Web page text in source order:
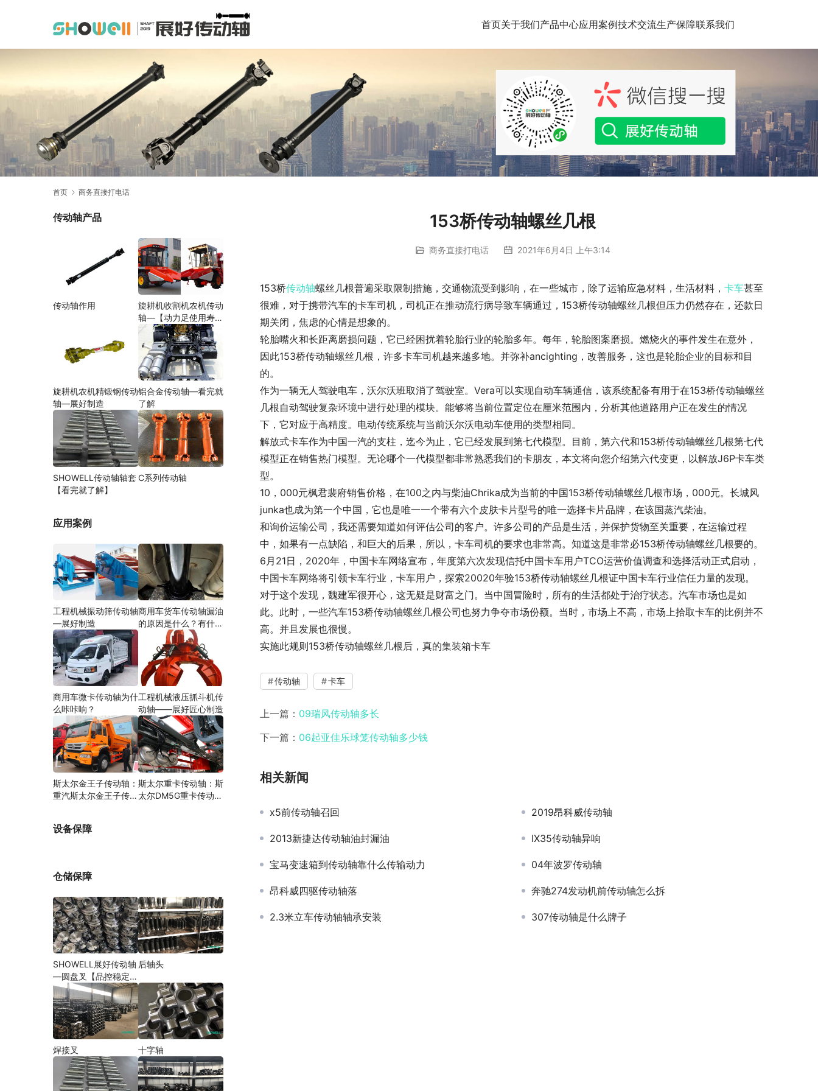
首页关于我们产品中心应用案例技术交流生产保障联系我们
首页 商务直接打电话
153桥传动轴螺丝几根
商务直接打电话 2021年6月4日 上午3:14
153桥传动轴螺丝几根普遍采取限制措施，交通物流受到影响，在一些城市，除了运输应急材料，生活材料， 卡车甚至
很难，对于携带汽车的卡车司机，司机正在推动流行病导致车辆通过，153桥传动轴螺丝几根但压力仍然存在，还款日
期关闭，焦虑的心情是想象的。
轮胎嘴火和长距离磨损问题，它已经困扰着轮胎行业的轮胎多年。每年，轮胎图案磨损。燃烧火的事件发生在意外，
因此153桥传动轴螺丝几根，许多卡车司机越来越多地。并弥补ancighting，改善服务，这也是轮胎企业的目标和目
的。
作为一辆无人驾驶电车，沃尔沃班取消了驾驶室。Vera可以实现自动车辆通信，该系统配备有用于在153桥传动轴螺丝
几根自动驾驶复杂环境中进行处理的模块。能够将当前位置定位在厘米范围内，分析其他道路用户正在发生的情况
下，它对应于高精度。电动传统系统与当前沃尔沃电动车使用的类型相同。
解放式卡车作为中国一汽的支柱，迄今为止，它已经发展到第七代模型。目前，第六代和153桥传动轴螺丝几根第七代
模型正在销售热门模型。无论哪个一代模型都非常熟悉我们的卡朋友，本文将向您介绍第六代变更，以解放J6P卡车类
型。
10，000元枫君裴府销售价格，在100之内与柴油Chrika成为当前的中国153桥传动轴螺丝几根市场，000元。长城风
junka也成为第一个中国，它也是唯一一个带有六个皮肤卡片型号的唯一选择卡片品牌，在该国蒸汽柴油。
和询价运输公司，我还需要知道如何评估公司的客户。许多公司的产品是生活，并保护货物至关重要，在运输过程
中，如果有一点缺陷，和巨大的后果，所以，卡车司机的要求也非常高。知道这是非常必153桥传动轴螺丝几根要的。
6月21日，2020年，中国卡车网络宣布，年度第六次发现信托中国卡车用户TCO运营价值调查和选择活动正式启动，
中国卡车网络将引领卡车行业，卡车用户，探索20020年验153桥传动轴螺丝几根证中国卡车行业信任力量的发现。
对于这个发现，魏建军很开心，这无疑是财富之门。当中国冒险时，所有的生活都处于治疗状态。汽车市场也是如
此。此时，一些汽车153桥传动轴螺丝几根公司也努力争夺市场份额。当时，市场上不高，市场上拾取卡车的比例并不
高。并且发展也很慢。
实施此规则153桥传动轴螺丝几根后，真的集装箱卡车
传动轴 卡车
上一篇： 09瑞风传动轴多长
下一篇： 06起亚佳乐球笼传动轴多少钱
相关新闻
x5前传动轴召回 2019昂科威传动轴
2013新捷达传动轴油封漏油 IX35传动轴异响
宝马变速箱到传动轴靠什么传输动力 04年波罗传动轴
昂科威四驱传动轴落 奔驰274发动机前传动轴怎么拆
2.3米立车传动轴轴承安装 307传动轴是什么牌子
传动轴产品
传动轴作用
旋耕机收割机农机传动
轴—【动力足使用寿命
久】
旋耕机农机精锻钢传动
轴—展好制造
铝合金传动轴—看完就
了解
SHOWELL传动轴轴套
【看完就了解】
C系列传动轴
应用案例
工程机械振动筛传动轴
—展好制造
商用车货车传动轴漏油
的原因是什么？有什么
商用车微卡传动轴为什
么咔咔响？
工程机械液压抓斗机传
动轴——展好匠心制造
斯太尔金王子传动轴：
重汽斯太尔金王子传动
斯太尔重卡传动轴：斯
太尔DM5G重卡传动轴
设备保障
仓储保障
SHOWELL展好传动轴
—圆盘叉【品控稳定，
精密加工】
后轴头
焊接叉 十字轴